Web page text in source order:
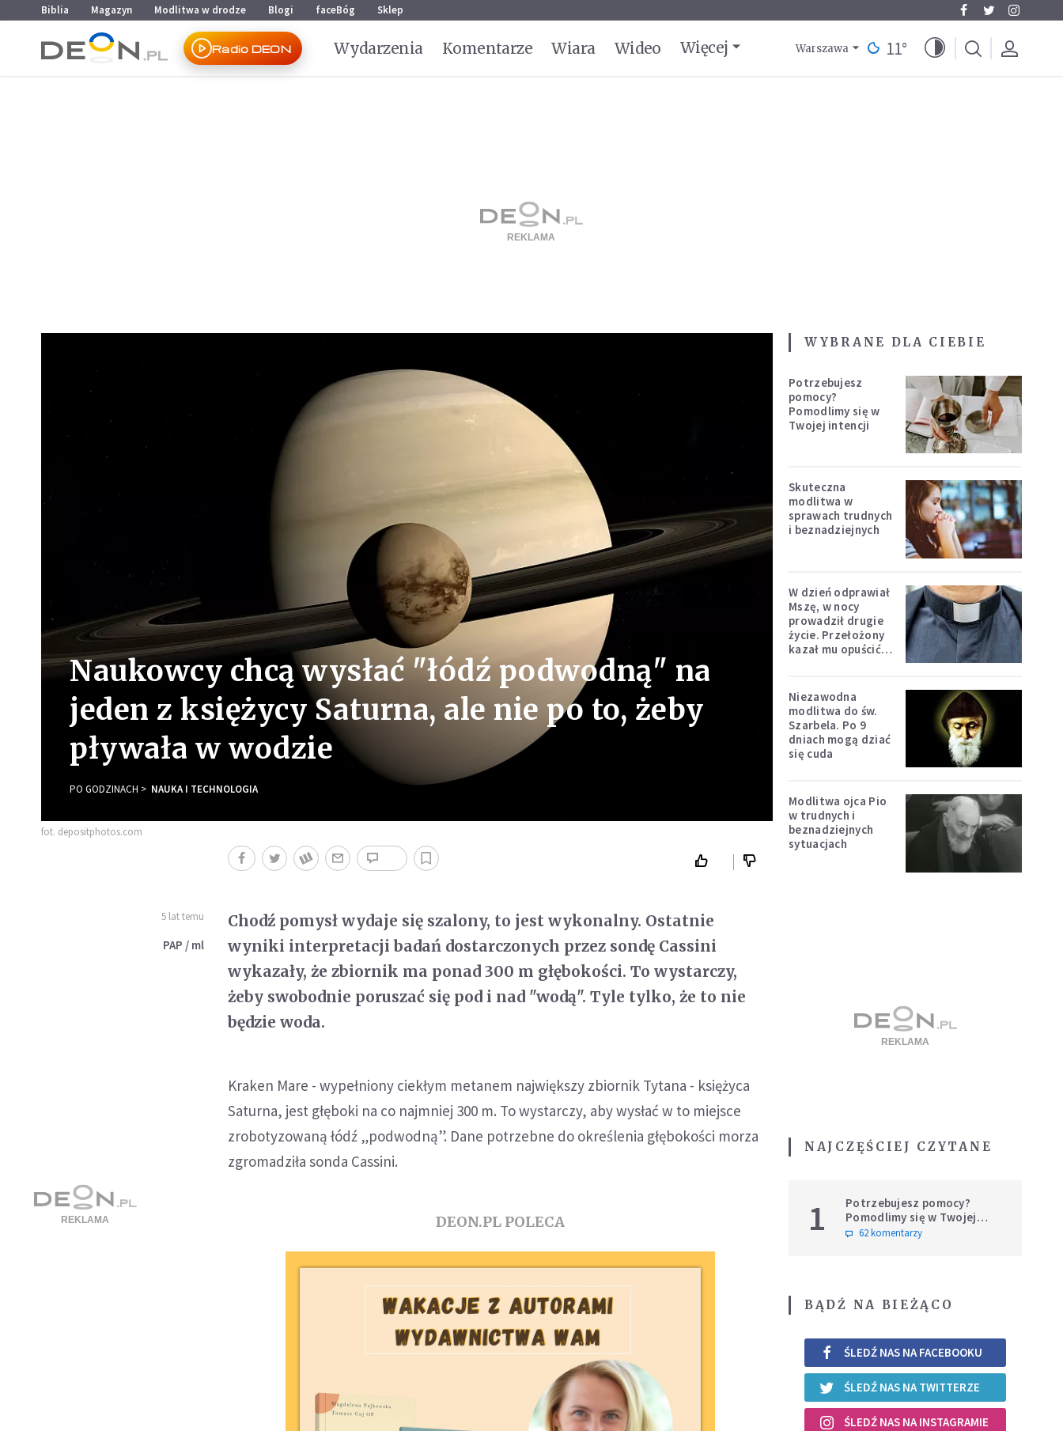
Przejdź do menu głównego
Przejdź do treści
Biblia Magazyn Modlitwa w drodze Blogi faceBóg Sklep
Radio DEON Wydarzenia Komentarze Wiara Wideo Więcej Warszawa 11°
Naukowcy chcą wysłać "łódź podwodną" na
jeden z księżycy Saturna, ale nie po to, żeby
pływała w wodzie
PO GODZINACH NAUKA I TECHNOLOGIA
fot. depositphotos.com
5 lat temu
PAP / ml
Chodź pomysł wydaje się szalony, to jest wykonalny. Ostatnie
wyniki interpretacji badań dostarczonych przez sondę Cassini
wykazały, że zbiornik ma ponad 300 m głębokości. To wystarczy,
żeby swobodnie poruszać się pod i nad "wodą". Tyle tylko, że to nie
będzie woda.
Kraken Mare - wypełniony ciekłym metanem największy zbiornik Tytana - księżyca
Saturna, jest głęboki na co najmniej 300 m. To wystarczy, aby wysłać w to miejsce
zrobotyzowaną łódź „podwodną”. Dane potrzebne do określenia głębokości morza
zgromadziła sonda Cassini.
DEON.PL POLECA
WYBRANE DLA CIEBIE
Potrzebujesz
pomocy?
Pomodlimy się w
Twojej intencji
Skuteczna
modlitwa w
sprawach trudnych
i beznadziejnych
W dzień odprawiał
Mszę, w nocy
prowadził drugie
życie. Przełożony
kazał mu opuścić
Niezawodna
modlitwa do św.
Szarbela. Po 9
dniach mogą dziać
się cuda
Modlitwa ojca Pio
w trudnych i
beznadziejnych
sytuacjach
NAJCZĘŚCIEJ CZYTANE
1
Potrzebujesz pomocy?
Pomodlimy się w Twojej
intencji
62 komentarzy
BĄDŹ NA BIEŻĄCO
ŚLEDŹ NAS NA FACEBOOKU
ŚLEDŹ NAS NA TWITTERZE
ŚLEDŹ NAS NA INSTAGRAMIE